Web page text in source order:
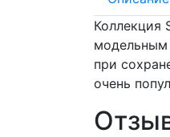
Коллекция
модельным
при
очень